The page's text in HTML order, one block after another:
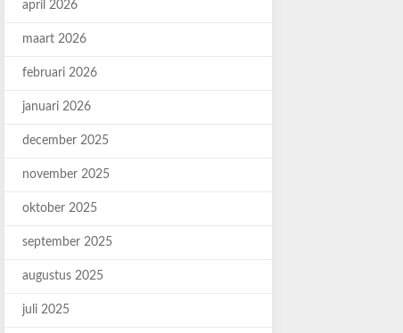
april 2026
maart 2026
februari 2026
januari 2026
december 2025
november 2025
oktober 2025
september 2025
augustus 2025
juli 2025